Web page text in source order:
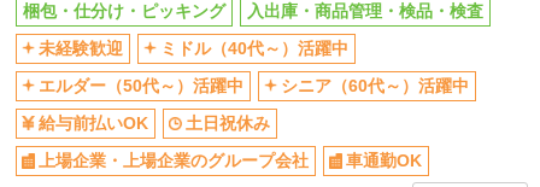
梱包・仕分け・ピッキング
入出庫・商品管理・検品・検査
未経験歓迎
ミドル（40代～）活躍中
エルダー（50代～）活躍中
シニア（60代～）活躍中
給与前払いOK
土日祝休み
上場企業・上場企業のグループ会社
車通勤OK